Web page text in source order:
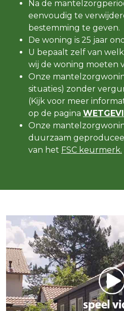
Na de
eenvoudig te
bestemming te geven.
De woning is 25 jaar
U bepaalt zelf van
wij de woning moeten
Onze
situaties) zonder
(Kijk voor meer
op de pagina
Onze
duurzaam
van het FSC keurmerk.